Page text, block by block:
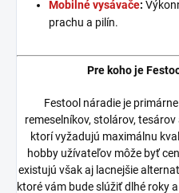
Mobilné vysávače:
prachu a pilín.
Pre koho je
Festool náradie je
remeselníkov, stolárov,
ktorí vyžadujú maximálnu
hobby užívateľov môže byť
existujú však aj lacnejšie
ktoré vám bude slúžiť dlhé roky